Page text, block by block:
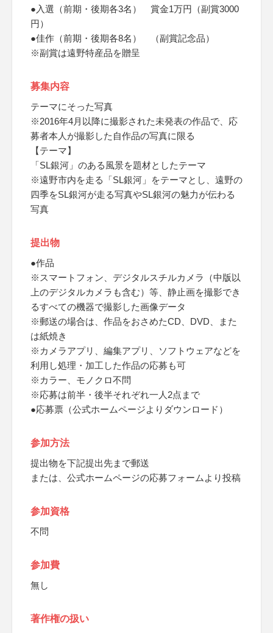
●入選（前期・後期各3名） 賞金1万円（副賞3000
円）
●佳作（前期・後期各8名） （副賞記念品）
※副賞は遠野特産品を贈呈
募集内容
テーマにそった写真
※2016年4月以降に撮影された未発表の作品で、応
募者本人が撮影した自作品の写真に限る
【テーマ】
「SL銀河」のある風景を題材としたテーマ
※遠野市内を走る「SL銀河」をテーマとし、遠野の
四季をSL銀河が走る写真やSL銀河の魅力が伝わる
写真
提出物
●作品
※スマートフォン、デジタルスチルカメラ（中版以
上のデジタルカメラも含む）等、静止画を撮影でき
るすべての機器で撮影した画像データ
※郵送の場合は、作品をおさめたCD、DVD、また
は紙焼き
※カメラアプリ、編集アプリ、ソフトウェアなどを
利用し処理・加工した作品の応募も可
※カラー、モノクロ不問
※応募は前半・後半それぞれ一人2点まで
●応募票（公式ホームページよりダウンロード）
参加方法
提出物を下記提出先まで郵送
または、公式ホームページの応募フォームより投稿
参加資格
不問
参加費
無し
著作権の扱い